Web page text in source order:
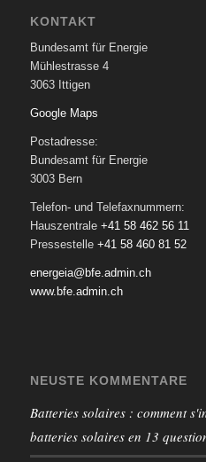
KONTAKT
Bundesamt für Energie
Mühlestrasse 4
3063 Ittigen
Google Maps
Postadresse:
Bundesamt für Energie
3003 Bern
Telefon- und Telefaxnummern:
Hauszentrale +41 58 462 56 11
Pressestelle +41 58 460 81 52
energeia@bfe.admin.ch
www.bfe.admin.ch
NEUSTE KOMMENTARE
Batteries solaires : comment
batteries solaires en 13